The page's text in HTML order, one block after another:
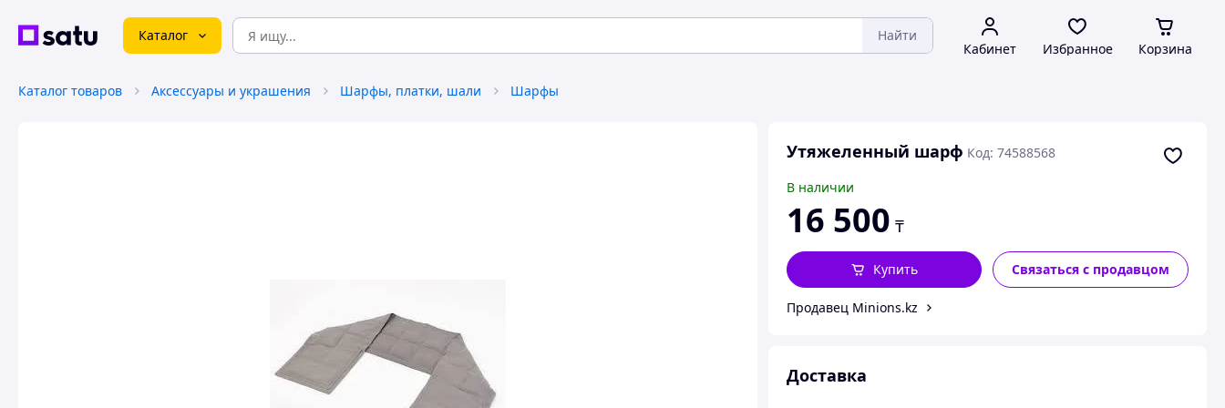
Каталог Найти
Кабинет Избранное Корзина
Каталог товаров Аксессуары и украшения Шарфы, платки, шали Шарфы
Утяжеленный шарф Код: 74588568
В наличии
16 500 ₸
Купить Связаться с продавцом
Продавец Minions.kz
Доставка